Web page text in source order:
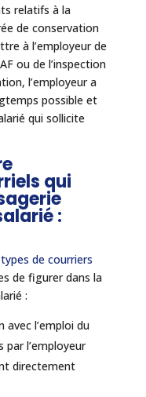
relatifs à la
de conservation
à l’employeur de
ou de l’inspection
l’employeur a
possible et
qui sollicite
qui
:
de courriers
de figurer dans la
:
avec l’emploi du
l’employeur
directement